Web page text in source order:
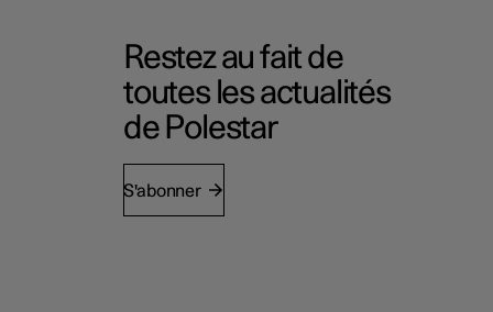
Restez au fait de
toutes les actualités
de Polestar
S'abonner